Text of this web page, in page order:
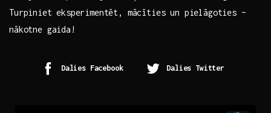
Turpiniet ⁤eksperimentēt, ⁣mācīties un pielāgoties –
nākotne gaida!
Dalies Facebook Dalies Twitter